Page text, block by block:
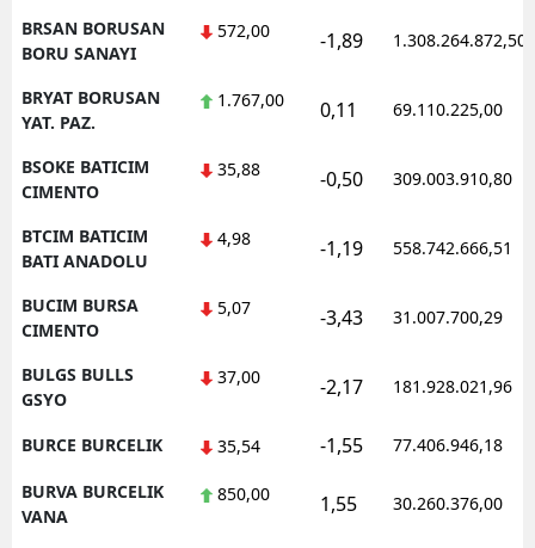
BRSAN BORUSAN
BORU SANAYI
572,00 -1,89 1.308.264.872,50
BRYAT BORUSAN
YAT. PAZ.
1.767,00 0,11 69.110.225,00
BSOKE BATICIM
CIMENTO
35,88 -0,50 309.003.910,80
BTCIM BATICIM
BATI ANADOLU
4,98 -1,19 558.742.666,51
BUCIM BURSA
CIMENTO
5,07 -3,43 31.007.700,29
BULGS BULLS
GSYO
37,00 -2,17 181.928.021,96
BURCE BURCELIK 35,54 -1,55 77.406.946,18
BURVA BURCELIK
VANA
850,00 1,55 30.260.376,00